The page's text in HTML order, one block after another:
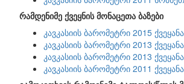
რამდენიმე ქვეყნის მონაცეთა ბაზები
კავკასიის ბარომეტრი 2015
კავკასიის ბარომეტრი 2013
კავკასიის ბარომეტრი 2013
კავკასიის ბარომეტრი 2011